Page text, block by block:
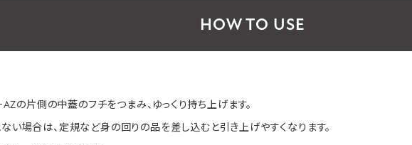
HOW TO USE
の片側の中蓋のフチをつまみ、ゆっくり持ち上げます。
い場合は、定規など身の回りの品を差し込むと引き上げやすくなります。